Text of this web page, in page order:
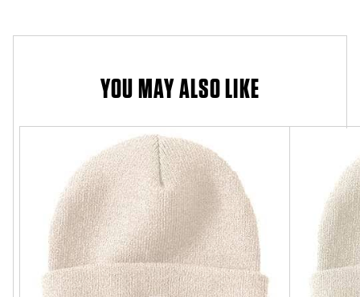
YOU MAY ALSO LIKE